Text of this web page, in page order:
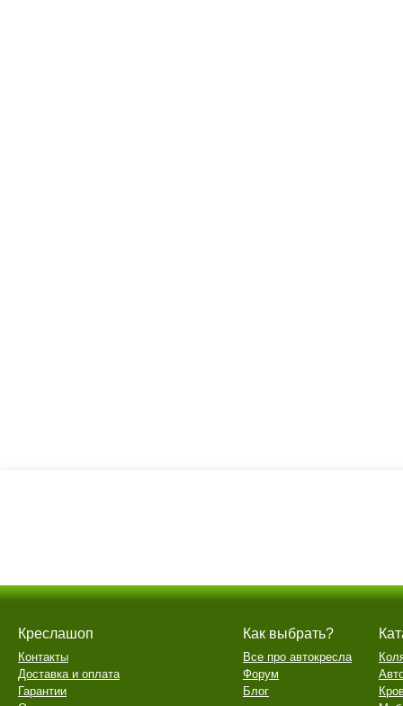
Креслашоп
Контакты
Доставка и оплата
Гарантии
Как выбрать?
Все про автокресла
Форум
Блог